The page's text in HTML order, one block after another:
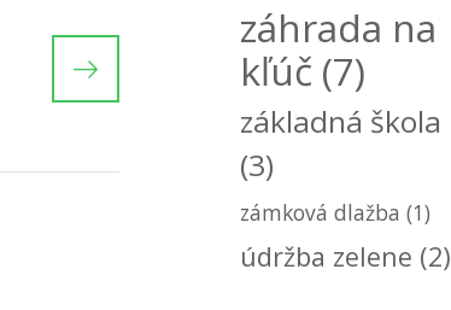
záhrada na
kľúč (7)
základná škola
(3)
zámková dlažba (1)
údržba zelene (2)